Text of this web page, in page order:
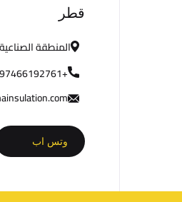
م
ع
ل
و
م
قطر
المنطقة
+97466192761
وتس اب